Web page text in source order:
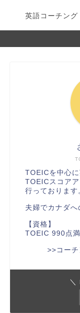
英語コーチング
TOEICを中心に
TOEICスコア
行っております
夫婦でカナダへ
【資格】
TOEIC 990点
>>コー
＼